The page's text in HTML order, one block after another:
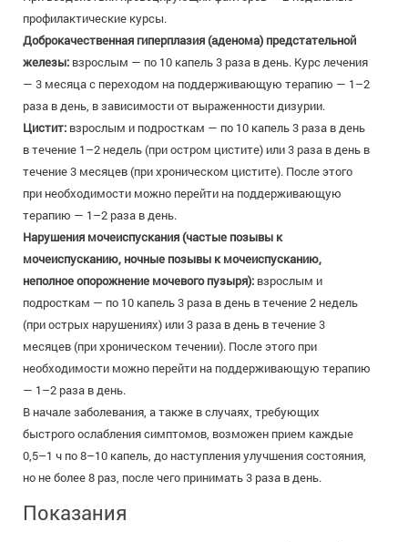
профилактические курсы.
Доброкачественная гиперплазия (аденома) предстательной
железы: взрослым — по 10 капель 3 раза в день. Курс лечения
— 3 месяца с переходом на поддерживающую терапию — 1–2
раза в день, в зависимости от выраженности дизурии.
Цистит: взрослым и подросткам — по 10 капель 3 раза в день
в течение 1–2 недель (при остром цистите) или 3 раза в день в
течение 3 месяцев (при хроническом цистите). После этого
при необходимости можно перейти на поддерживающую
терапию — 1–2 раза в день.
Нарушения мочеиспускания (частые позывы к
мочеиспусканию, ночные позывы к мочеиспусканию,
неполное опорожнение мочевого пузыря): взрослым и
подросткам — по 10 капель 3 раза в день в течение 2 недель
(при острых нарушениях) или 3 раза в день в течение 3
месяцев (при хроническом течении). После этого при
необходимости можно перейти на поддерживающую терапию
— 1–2 раза в день.
В начале заболевания, а также в случаях, требующих
быстрого ослабления симптомов, возможен прием каждые
0,5–1 ч по 8–10 капель, до наступления улучшения состояния,
но не более 8 раз, после чего принимать 3 раза в день.
Показания